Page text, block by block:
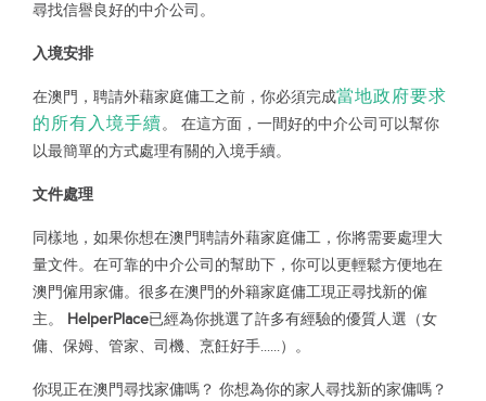
尋找信譽良好的中介公司。
入境安排
在澳門，聘請外藉家庭傭工之前，你必須完成當地政府要求
的所有入境手續。 在這方面，一間好的中介公司可以幫你
以最簡單的方式處理有關的入境手續。
文件處理
同樣地，如果你想在澳門聘請外藉家庭傭工，你將需要處理大
量文件。在可靠的中介公司的幫助下，你可以更輕鬆方便地在
澳門僱用家傭。很多在澳門的外籍家庭傭工現正尋找新的僱
主。 HelperPlace已經為你挑選了許多有經驗的優質人選（女
傭、保姆、管家、司機、烹飪好手......）。
你現正在澳門尋找家傭嗎？ 你想為你的家人尋找新的家傭嗎？